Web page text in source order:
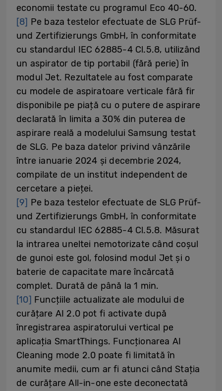
economii testate cu programul Eco 40-60.
[8] Pe baza testelor efectuate de SLG Prüf-
und Zertifizierungs GmbH, în conformitate
cu standardul IEC 62885-4 Cl.5.8, utilizând
un aspirator de tip portabil (fără perie) în
modul Jet. Rezultatele au fost comparate
cu modele de aspiratoare verticale fără fir
disponibile pe piață cu o putere de aspirare
declarată în limita a 30% din puterea de
aspirare reală a modelului Samsung testat
de SLG. Pe baza datelor privind vânzările
între ianuarie 2024 și decembrie 2024,
compilate de un institut independent de
cercetare a pieței.
[9] Pe baza testelor efectuate de SLG Prüf-
und Zertifizierungs GmbH, în conformitate
cu standardul IEC 62885-4 Cl.5.8. Măsurat
la intrarea uneltei nemotorizate când coșul
de gunoi este gol, folosind modul Jet și o
baterie de capacitate mare încărcată
complet. Durată de până la 1 min.
[10] Funcțiile actualizate ale modului de
curățare AI 2.0 pot fi activate după
înregistrarea aspiratorului vertical pe
aplicația SmartThings. Funcționarea AI
Cleaning mode 2.0 poate fi limitată în
anumite medii, cum ar fi atunci când Stația
de curățare All-in-one este deconectată